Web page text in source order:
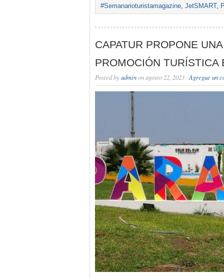
#Semanarioturistamagazine, JetSMART ,
CAPATUR PROPONE
PROMOCIÓN TURÍSTICA
Posted byadminon agosto 22, 2023 · Agregue un